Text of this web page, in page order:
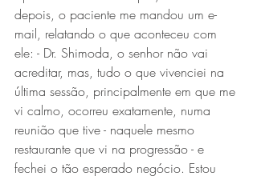
depois, o paciente me mandou um e-
mail, relatando o que aconteceu com
ele: - Dr. Shimoda, o senhor não vai
acreditar, mas, tudo o que vivenciei na
última sessão, principalmente em que me
vi calmo, ocorreu exatamente, numa
reunião que tive - naquele mesmo
restaurante que vi na progressão - e
fechei o tão esperado negócio. Estou